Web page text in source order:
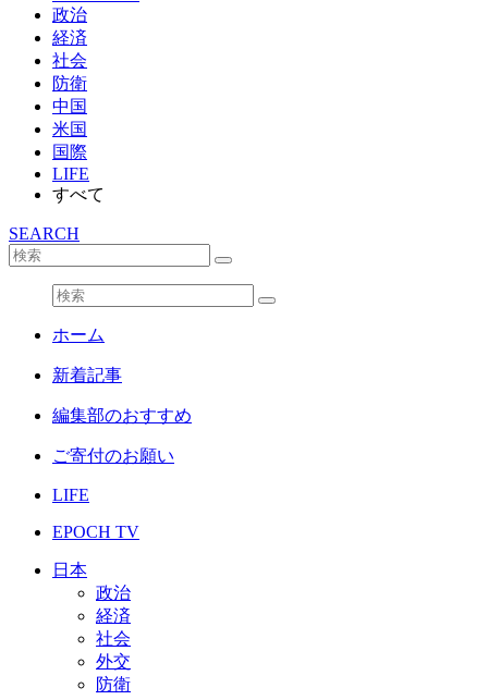
政治
経済
社会
防衛
中国
米国
国際
LIFE
すべて
SEARCH
ホーム
新着記事
編集部のおすすめ
ご寄付のお願い
LIFE
EPOCH TV
日本
政治
経済
社会
外交
防衛